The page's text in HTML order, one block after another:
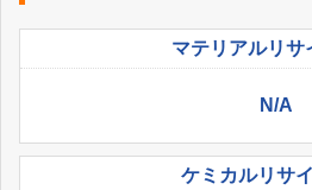
マテリアルリサ
N/A
ケミカルリサ